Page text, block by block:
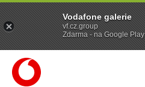
Vodafone galerie
vf.cz.group
Zdarma - na Google Play